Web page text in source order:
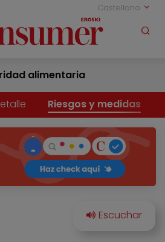
Castellano
alimentaria
Riesgos y medidas